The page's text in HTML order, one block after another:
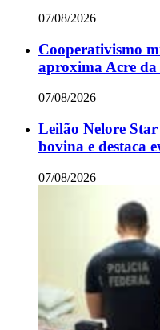
07/08/2026
Cooperativismo
aproxima Acre
07/08/2026
Leilão Nelore Star
bovina e destaca
07/08/2026